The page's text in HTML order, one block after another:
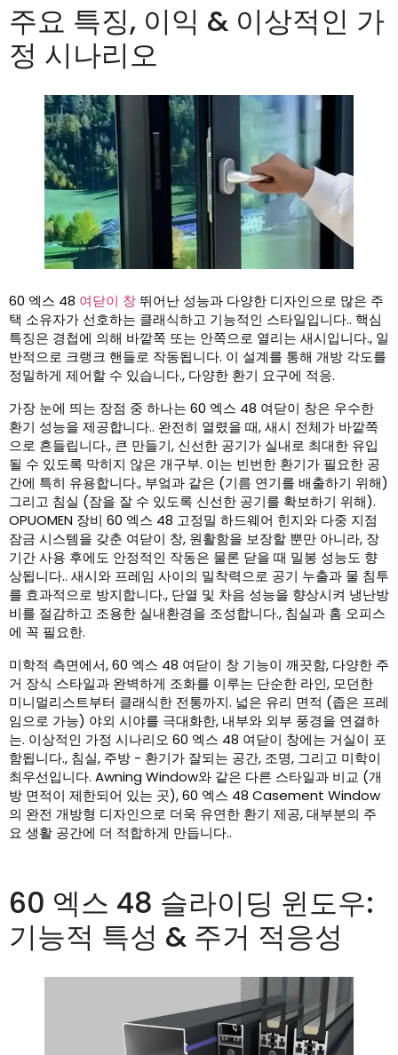
주요 특징, 이익 & 이상적인 가
정 시나리오
60 엑스 48 여닫이 창 뛰어난 성능과 다양한 디자인으로 많은 주
택 소유자가 선호하는 클래식하고 기능적인 스타일입니다.. 핵심
특징은 경첩에 의해 바깥쪽 또는 안쪽으로 열리는 새시입니다., 일
반적으로 크랭크 핸들로 작동됩니다. 이 설계를 통해 개방 각도를
정밀하게 제어할 수 있습니다., 다양한 환기 요구에 적응.
가장 눈에 띄는 장점 중 하나는 60 엑스 48 여닫이 창은 우수한
환기 성능을 제공합니다.. 완전히 열렸을 때, 새시 전체가 바깥쪽
으로 흔들립니다., 큰 만들기, 신선한 공기가 실내로 최대한 유입
될 수 있도록 막히지 않은 개구부. 이는 빈번한 환기가 필요한 공
간에 특히 유용합니다., 부엌과 같은 (기름 연기를 배출하기 위해)
그리고 침실 (잠을 잘 수 있도록 신선한 공기를 확보하기 위해).
OPUOMEN 장비 60 엑스 48 고정밀 하드웨어 힌지와 다중 지점
잠금 시스템을 갖춘 여닫이 창, 원활함을 보장할 뿐만 아니라, 장
기간 사용 후에도 안정적인 작동은 물론 닫을 때 밀봉 성능도 향
상됩니다.. 새시와 프레임 사이의 밀착력으로 공기 누출과 물 침투
를 효과적으로 방지합니다., 단열 및 차음 성능을 향상시켜 냉난방
비를 절감하고 조용한 실내환경을 조성합니다., 침실과 홈 오피스
에 꼭 필요한.
미학적 측면에서, 60 엑스 48 여닫이 창 기능이 깨끗함, 다양한 주
거 장식 스타일과 완벽하게 조화를 이루는 단순한 라인, 모던한
미니멀리스트부터 클래식한 전통까지. 넓은 유리 면적 (좁은 프레
임으로 가능) 야외 시야를 극대화한, 내부와 외부 풍경을 연결하
는. 이상적인 가정 시나리오 60 엑스 48 여닫이 창에는 거실이 포
함됩니다., 침실, 주방 - 환기가 잘되는 공간, 조명, 그리고 미학이
최우선입니다. Awning Window와 같은 다른 스타일과 비교 (개
방 면적이 제한되어 있는 곳), 60 엑스 48 Casement Window
의 완전 개방형 디자인으로 더욱 유연한 환기 제공, 대부분의 주
요 생활 공간에 더 적합하게 만듭니다..
60 엑스 48 슬라이딩 윈도우:
기능적 특성 & 주거 적응성